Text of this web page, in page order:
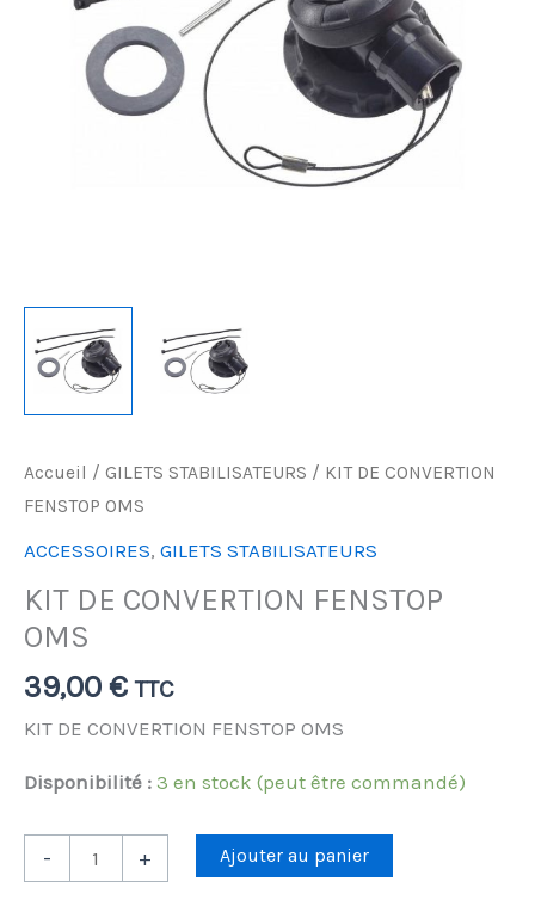
Accueil / GILETS STABILISATEURS / KIT DE CONVERTION
FENSTOP OMS
ACCESSOIRES, GILETS STABILISATEURS
KIT DE CONVERTION FENSTOP
OMS
39,00 € TTC
KIT DE CONVERTION FENSTOP OMS
Disponibilité : 3 en stock (peut être commandé)
- + Ajouter au panier